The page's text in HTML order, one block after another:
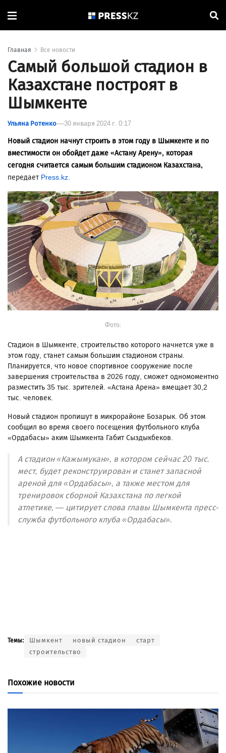
Главная Все новости
Самый большой стадион в
Казахстане построят в
Шымкенте
Ульяна Ротенко 30 января 2024 г. 0:17
Новый стадион начнут строить в этом году в Шымкенте и по
вместимости он обойдет даже «Астану Арену», которая
сегодня считается самым большим стадионом Казахстана,
передает Press.kz.
Фото:
Стадион в Шымкенте, строительство которого начнется уже в
этом году, станет самым большим стадионом страны.
Планируется, что новое спортивное сооружение после
завершения строительства в 2026 году, сможет одномоментно
разместить 35 тыс. зрителей. «Астана Арена» вмещает 30,2
тыс. человек.
Новый стадион пропишут в микрорайоне Бозарык. Об этом
сообщил во время своего посещения футбольного клуба
«Ордабасы» аким Шымкента Габит Сыздыкбеков.
А стадион «Кажымукан», в котором сейчас 20 тыс.
мест, будет реконструирован и станет запасной
ареной для «Ордабасы», а также местом для
тренировок сборной Казахстана по легкой
атлетике, — цитирует слова главы Шымкента пресс-
служба футбольного клуба «Ордабасы».
Темы: Шымкент новый стадион
старт
строительство
Похожие новости